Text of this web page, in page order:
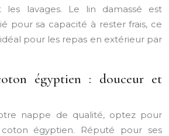
lavages. Le lin damassé est
pour sa capacité à rester frais, ce
pour les repas en extérieur par
égyptien : douceur et
nappe de qualité, optez pour
égyptien. Réputé pour ses